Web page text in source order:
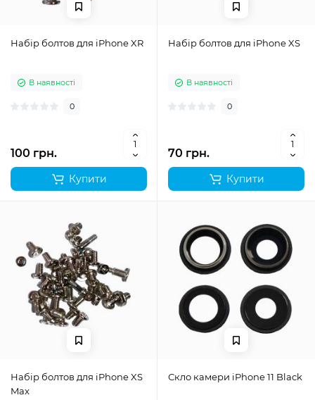
Набір болтов для iPhone XR
В наявності
0
100 грн.
Купити
Набір болтов для iPhone XS
В наявності
0
70 грн.
Купити
Набір болтов для iPhone XS
Max
Скло камери iPhone 11 Black